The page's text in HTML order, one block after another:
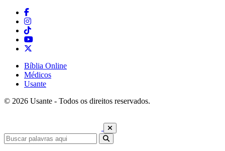
Bíblia Online
Médicos
Usante
© 2026 Usante - Todos os direitos reservados.